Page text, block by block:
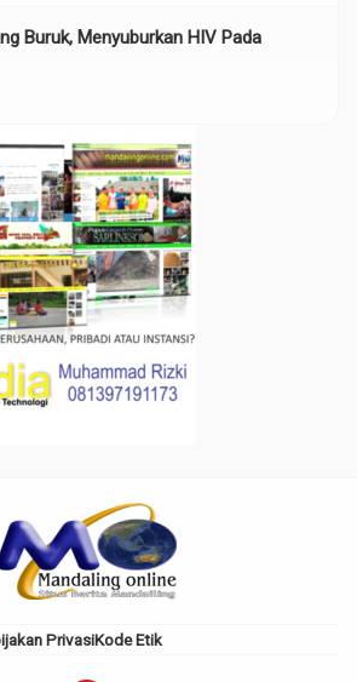
Buruk, Menyuburkan HIV Pada
PrivasiKode Etik